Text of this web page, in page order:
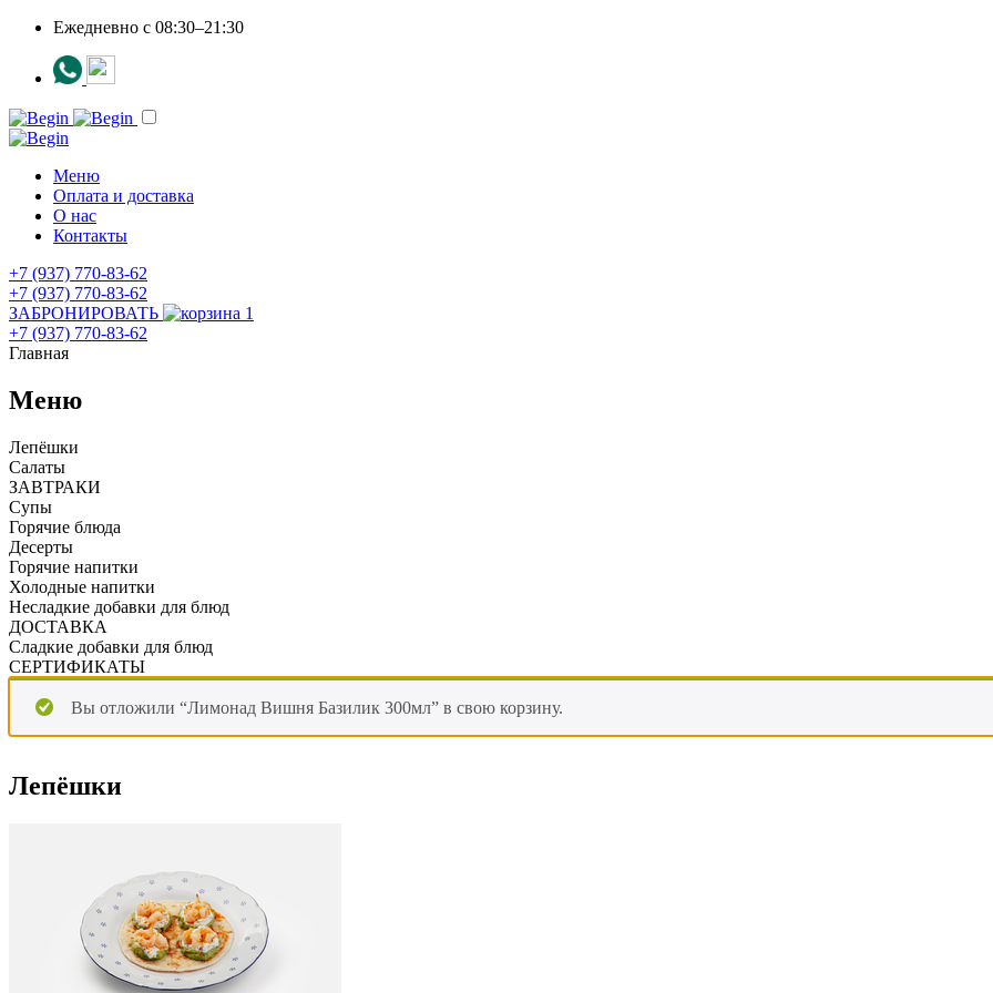
Ежедневно c 08:30–21:30
Меню
Оплата и доставка
О нас
Контакты
+7 (937) 770-83-62
+7 (937) 770-83-62
ЗАБРОНИРОВАТЬ
1
+7 (937) 770-83-62
Главная
Меню
Лепёшки
Салаты
ЗАВТРАКИ
Супы
Горячие блюда
Десерты
Горячие напитки
Холодные напитки
Несладкие добавки для блюд
ДОСТАВКА
Сладкие добавки для блюд
СЕРТИФИКАТЫ
Вы отложили “Лимонад Вишня Базилик 300мл” в свою корзину.
Лепёшки